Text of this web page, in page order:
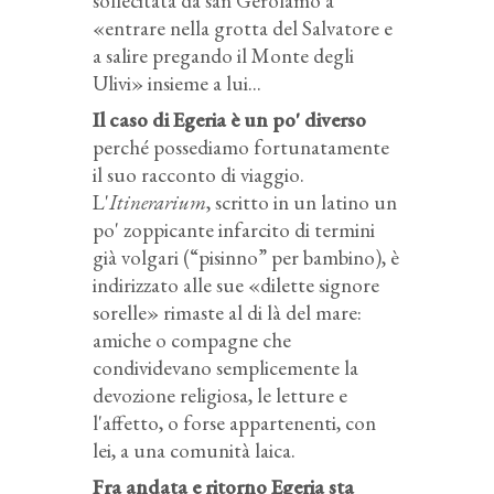
«entrare nella grotta del Salvatore e
a salire pregando il Monte degli
Ulivi» insieme a lui...
Il caso di Egeria è un po' diverso
perché possediamo fortunatamente
il suo racconto di viaggio.
L'Itinerarium, scritto in un latino un
po' zoppicante infarcito di termini
già volgari (“pisinno” per bambino), è
indirizzato alle sue «dilette signore
sorelle» rimaste al di là del mare:
amiche o compagne che
condividevano semplicemente la
devozione religiosa, le letture e
l'affetto, o forse appartenenti, con
lei, a una comunità laica.
Fra andata e ritorno Egeria sta